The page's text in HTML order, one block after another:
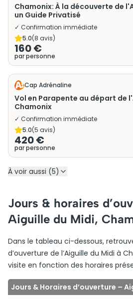
Chamonix: À la découverte de
un Guide Privatisé
✓ Confirmation immédiate
5.0(8 avis)
160 €
par personne
Cap Adrénaline
Vol en Parapente au départ de
Chamonix
✓ Confirmation immédiate
5.0(5 avis)
420 €
par personne
À voir aussi (5)
Jours & horaires
Aiguille du Midi,
Dans le tableau ci-dessous,
d’ouverture de l’Aiguille du Midi à
visite en fonction des horaires
Jours & Horaires d’ouverture –